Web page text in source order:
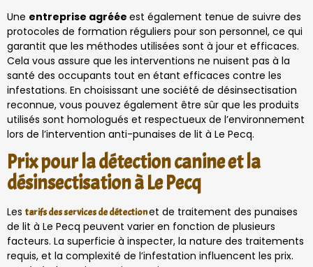
Une entreprise agréée est également tenue de suivre des
protocoles de formation réguliers pour son personnel, ce qui
garantit que les méthodes utilisées sont à jour et efficaces.
Cela vous assure que les interventions ne nuisent pas à la
santé des occupants tout en étant efficaces contre les
infestations. En choisissant une société de désinsectisation
reconnue, vous pouvez également être sûr que les produits
utilisés sont homologués et respectueux de l’environnement
lors de l’intervention anti-punaises de lit à Le Pecq.
Prix pour la détection canine et la
désinsectisation à Le Pecq
Les tarifs des services de détectionet de traitement des punaises
de lit à Le Pecq peuvent varier en fonction de plusieurs
facteurs. La superficie à inspecter, la nature des traitements
requis, et la complexité de l’infestation influencent les prix.